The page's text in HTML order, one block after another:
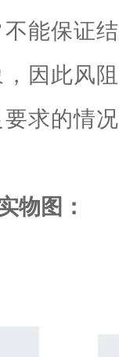
能保证
因此风
求的情
物图：